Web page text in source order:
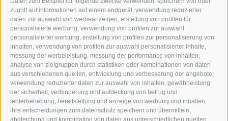
zugriff auf informationen auf einem endgerät, verwendung reduzierter
daten zur auswahl von werbeanzeigen, erstellung von profilen für
personalisierte werbung, verwendung von profilen zur auswahl
personalisierter werbung, erstellung von profilen zur personalisierung von
inhalten, verwendung von profilen zur auswahl personalisierter inhalte,
messung der werbeleistung, messung der performance von inhalten,
analyse von zielgruppen durch statistiken oder kombinationen von daten
aus verschiedenen quellen, entwicklung und verbesserung der angebote,
verwendung reduzierter daten zur auswahl von inhalten, gewährleistung
der sicherheit, verhinderung und aufdeckung von betrug und
fehlerbehebung, bereitstellung und anzeige von werbung und inhalten,
ihre entscheidungen zum datenschutz speichern und übermitteln,
abgleichung und kombination von daten aus unterschiedlichen quellen,
I-39049 STERZING
TEL.: +39 0472 766876
GRAFIK@DERERKER.IT
INFO@DERERKER.IT
BARBARA.FONTANA@DERERKER.IT
DER ERKER
WERBEN IM ERKER
ONLINE-WERBUNG
SEPA-DAUERAUFTRAG